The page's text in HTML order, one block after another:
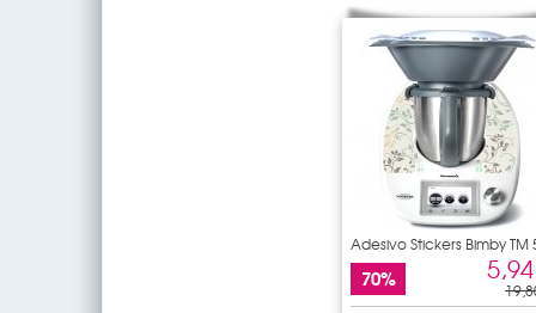
Adesivo Stickers Bimby TM
70%